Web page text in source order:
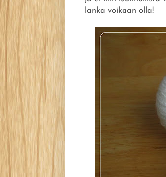
lanka voikaan olla!